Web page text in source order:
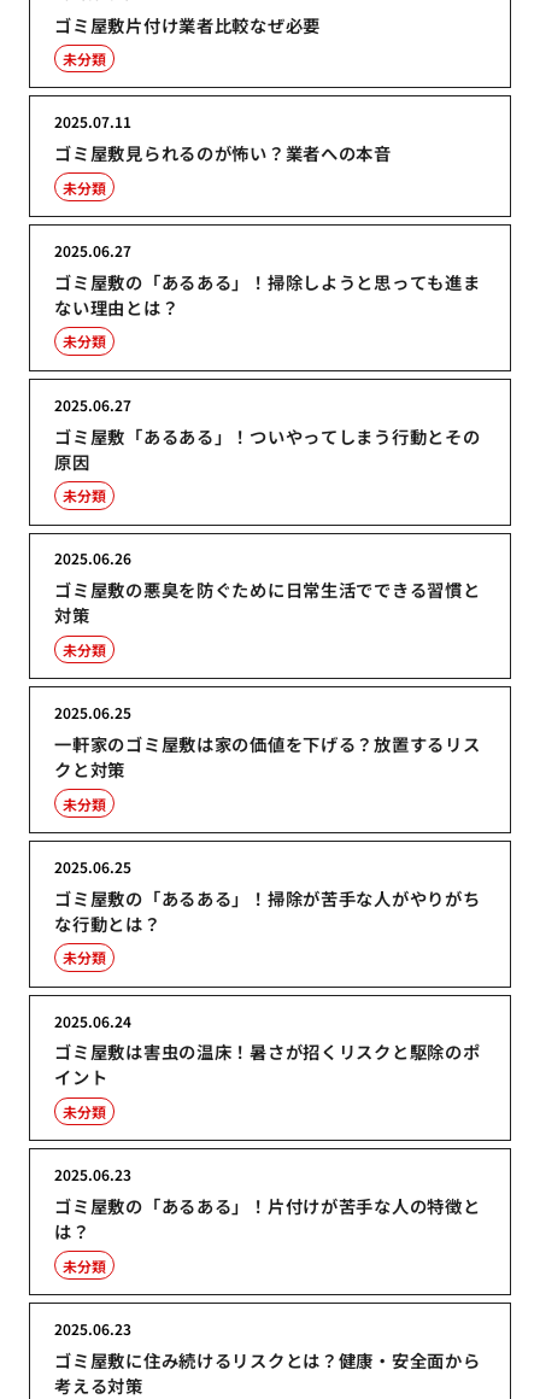
ゴミ屋敷片付け業者比較なぜ必要
未分類
ゴミ屋敷見られるのが怖い？業者への本音
2025.07.11
未分類
ゴミ屋敷の「あるある」！掃除しようと思っても進ま
ない理由とは？
2025.06.27
未分類
ゴミ屋敷「あるある」！ついやってしまう行動とその
原因
2025.06.27
未分類
ゴミ屋敷の悪臭を防ぐために日常生活でできる習慣と
対策
2025.06.26
未分類
一軒家のゴミ屋敷は家の価値を下げる？放置するリス
クと対策
2025.06.25
未分類
ゴミ屋敷の「あるある」！掃除が苦手な人がやりがち
な行動とは？
2025.06.25
未分類
ゴミ屋敷は害虫の温床！暑さが招くリスクと駆除のポ
イント
2025.06.24
未分類
ゴミ屋敷の「あるある」！片付けが苦手な人の特徴と
は？
2025.06.23
未分類
ゴミ屋敷に住み続けるリスクとは？健康・安全面から
考える対策
2025.06.23